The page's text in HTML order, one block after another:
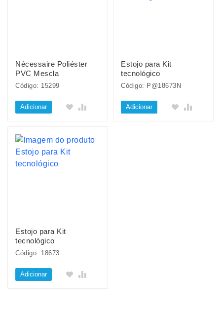
Nécessaire Poliéster
PVC Mescla
Código: 15299
Adicionar
Estojo para Kit
tecnológico
Código: P@18673N
Adicionar
Estojo para Kit
tecnológico
Código: 18673
Adicionar